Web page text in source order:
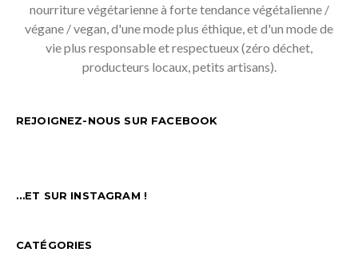
nourriture végétarienne à forte tendance végétalienne /
végane / vegan, d'une mode plus éthique, et d'un mode de
vie plus responsable et respectueux (zéro déchet,
producteurs locaux, petits artisans).
REJOIGNEZ-NOUS SUR FACEBOOK
…ET SUR INSTAGRAM !
CATÉGORIES